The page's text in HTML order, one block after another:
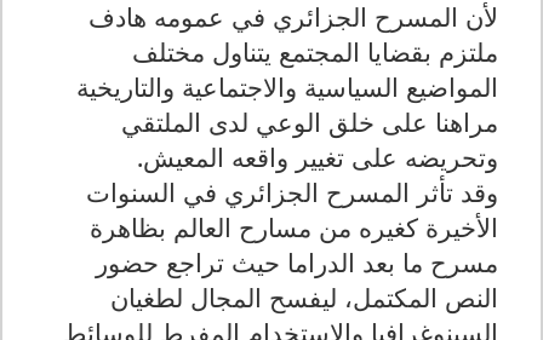
لأن المسرح الجزائري في عمومه هادف
ملتزم بقضايا المجتمع يتناول مختلف
المواضيع السياسية والاجتماعية والتاريخية
مراهنا على خلق الوعي لدى الملتقي
وتحريضه على تغيير واقعه المعيش.
وقد تأثر المسرح الجزائري في السنوات
الأخيرة كغيره من مسارح العالم بظاهرة
مسرح ما بعد الدراما حيث تراجع حضور
النص المكتمل، ليفسح المجال لطغيان
السينوغرافيا والاستخدام المفرط للوسائط